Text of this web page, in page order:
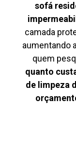
sofá
camada
aumentando
quem
quanto
de limpeza